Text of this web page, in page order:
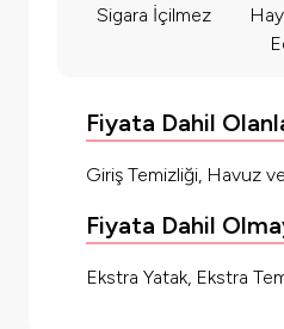
Sigara İçilmez
Fiyata Dahil
Giriş Temizliği, Havuz
Fiyata Dahil
Ekstra Yatak, Ekstra